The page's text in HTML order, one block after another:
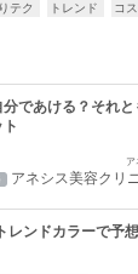
テク トレンド コ
分であける？それ
ト
アネシス美容クリ
レンドカラーで予